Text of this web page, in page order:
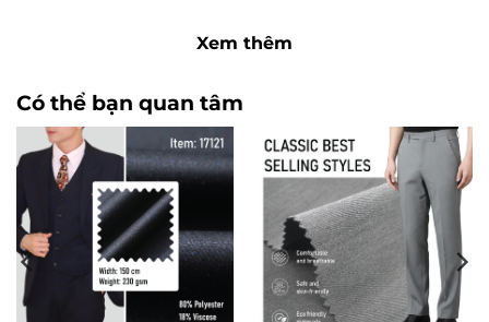
pickled meggings assumenda fingerstache
keffiyeh Pinterest.
Xem thêm
Có thể bạn quan tâm